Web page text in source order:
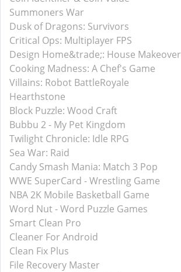
Summoners War
Dusk of Dragons: Survivors
Critical Ops: Multiplayer FPS
Design Home&trade;: House Makeover
Cooking Madness: A Chef's Game
Villains: Robot BattleRoyale
Hearthstone
Block Puzzle: Wood Craft
Bubbu 2 - My Pet Kingdom
Twilight Chronicle: Idle RPG
Sea War: Raid
Candy Smash Mania: Match 3 Pop
WWE SuperCard - Wrestling Game
NBA 2K Mobile Basketball Game
Word Nut - Word Puzzle Games
Smart Clean Pro
Cleaner For Android
Clean Fix Plus
File Recovery Master